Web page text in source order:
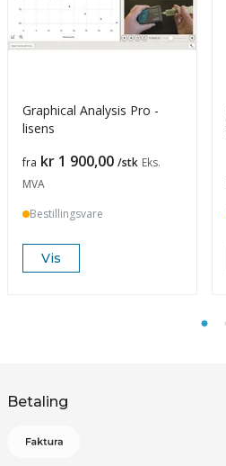
Graphical Analysis Pro -
lisens
Pris
fra kr 1 900,00 /stk Eks.
MVA
Bestillingsvare
Vis
Betaling